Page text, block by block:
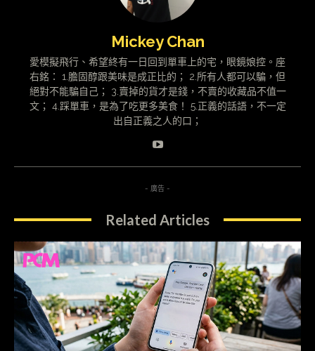
Mickey Chan
愛模擬飛行、希望終有一日回到單車上的宅，眼鏡娘控。座
右銘： 1.膽固醇跟美味是成正比的； 2.所有人都可以騙，但
絕對不能騙自己； 3.賣掉的貨才是錢，不賣的收藏品不值一
文； 4.踩單車，是為了吃更多美食！ 5.正義的話語，不一定
出自正義之人的口；
- 廣告 -
Related Articles